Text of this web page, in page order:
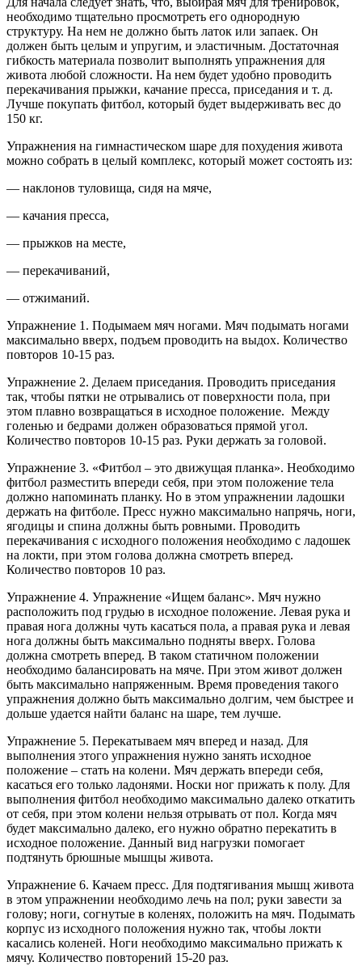
необходимо тщательно просмотреть его однородную
структуру. На нем не должно быть латок или запаек. Он
должен быть целым и упругим, и эластичным. Достаточная
гибкость материала позволит выполнять упражнения для
живота любой сложности. На нем будет удобно проводить
перекачивания прыжки, качание пресса, приседания и т. д.
Лучше покупать фитбол, который будет выдерживать вес до
150 кг.
Упражнения на гимнастическом шаре для похудения живота
можно собрать в целый комплекс, который может состоять из:
— наклонов туловища, сидя на мяче,
— качания пресса,
— прыжков на месте,
— перекачиваний,
— отжиманий.
Упражнение 1. Подымаем мяч ногами. Мяч подымать ногами
максимально вверх, подъем проводить на выдох. Количество
повторов 10-15 раз.
Упражнение 2. Делаем приседания. Проводить приседания
так, чтобы пятки не отрывались от поверхности пола, при
этом плавно возвращаться в исходное положение. Между
голенью и бедрами должен образоваться прямой угол.
Количество повторов 10-15 раз. Руки держать за головой.
Упражнение 3. «Фитбол – это движущая планка». Необходимо
фитбол разместить впереди себя, при этом положение тела
должно напоминать планку. Но в этом упражнении ладошки
держать на фитболе. Пресс нужно максимально напрячь, ноги,
ягодицы и спина должны быть ровными. Проводить
перекачивания с исходного положения необходимо с ладошек
на локти, при этом голова должна смотреть вперед.
Количество повторов 10 раз.
Упражнение 4. Упражнение «Ищем баланс». Мяч нужно
расположить под грудью в исходное положение. Левая рука и
правая нога должны чуть касаться пола, а правая рука и левая
нога должны быть максимально подняты вверх. Голова
должна смотреть вперед. В таком статичном положении
необходимо балансировать на мяче. При этом живот должен
быть максимально напряженным. Время проведения такого
упражнения должно быть максимально долгим, чем быстрее и
дольше удается найти баланс на шаре, тем лучше.
Упражнение 5. Перекатываем мяч вперед и назад. Для
выполнения этого упражнения нужно занять исходное
положение – стать на колени. Мяч держать впереди себя,
касаться его только ладонями. Носки ног прижать к полу. Для
выполнения фитбол необходимо максимально далеко откатить
от себя, при этом колени нельзя отрывать от пол. Когда мяч
будет максимально далеко, его нужно обратно перекатить в
исходное положение. Данный вид нагрузки помогает
подтянуть брюшные мышцы живота.
Упражнение 6. Качаем пресс. Для подтягивания мышц живота
в этом упражнении необходимо лечь на пол; руки завести за
голову; ноги, согнутые в коленях, положить на мяч. Подымать
корпус из исходного положения нужно так, чтобы локти
касались коленей. Ноги необходимо максимально прижать к
мячу. Количество повторений 15-20 раз.